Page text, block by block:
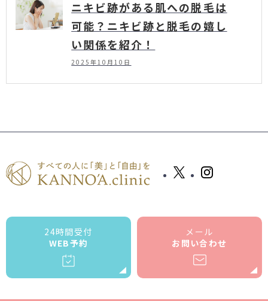
ニキビ跡がある肌への脱毛は
可能？ニキビ跡と脱毛の嬉し
い関係を紹介！
2025年10月10日
24時間受付
WEB予約
メール
お問い合わせ